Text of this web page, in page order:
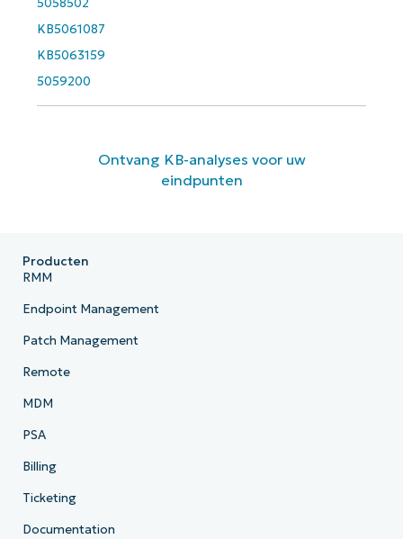
KB5061087
KB5063159
5059200
Ontvang KB-analyses voor uw
eindpunten
Producten
RMM
Endpoint Management
Patch Management
Remote
MDM
PSA
Billing
Ticketing
Documentation